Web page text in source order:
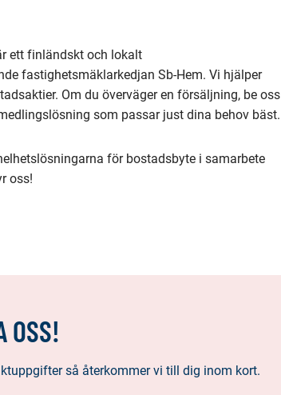
ett finländskt och lokalt
fastighetsmäklarkedjan Sb-Hem. Vi hjälper
Om du överväger en försäljning, be oss
som passar just dina behov bäst.
för bostadsbyte i samarbete
oss!
OSS!
så återkommer vi till dig inom kort.